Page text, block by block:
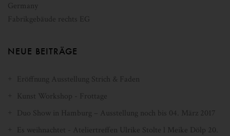
Germany
Fabrikgebäude rechts EG
NEUE BEITRÄGE
Eröffnung Ausstellung Strich & Faden
Kunst Workshop - Frottage
Duo Show in Hamburg – Ausstellung noch bis 04. März 2017
Es weihnachtet - Ateliertreffen Ulrike Stolte l Meike Dölp 20.